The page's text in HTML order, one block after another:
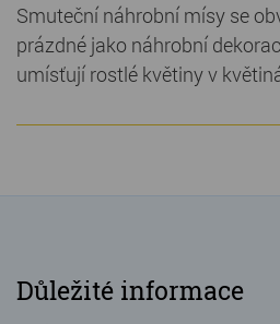
Smuteční náhrobní mísy se
prázdné jako náhrobní
umísťují rostlé květiny v
Důležité informace